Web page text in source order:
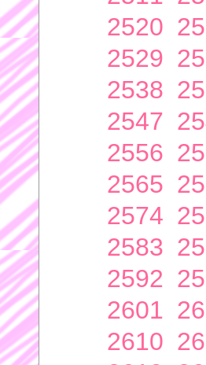
2520
2529
2538
2547
2556
2565
2574
2583
2592
2601
2610